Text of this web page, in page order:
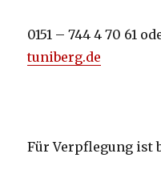
0151 – 744 4 70 61
tuniberg.de
Für Verpflegung ist